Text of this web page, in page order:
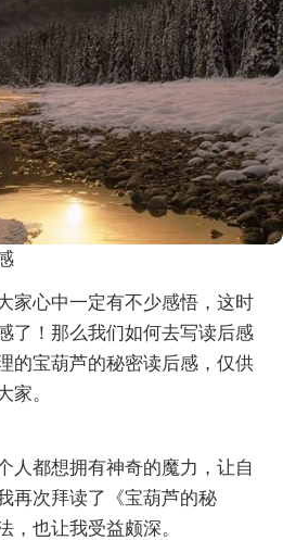
家心中一定有不少感悟，这时
了！那么我们如何去写读后感
的宝葫芦的秘密读后感，仅供
家。
人都想拥有神奇的魔力，让自
再次拜读了《宝葫芦的秘
，也让我受益颇深。